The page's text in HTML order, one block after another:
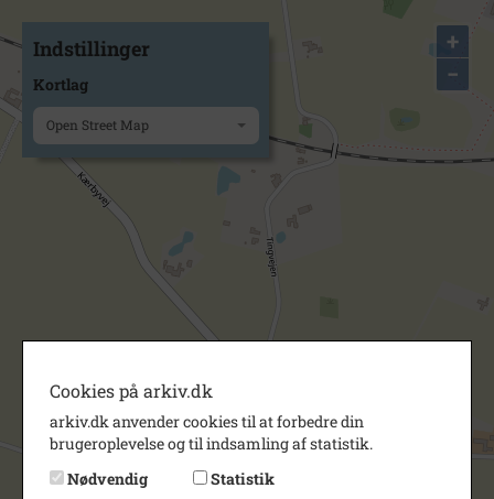
+
−
Indstillinger
Kortlag
Open Street Map
Cookies på arkiv.dk
arkiv.dk anvender cookies til at forbedre din
brugeroplevelse og til indsamling af statistik.
Nødvendig
Statistik